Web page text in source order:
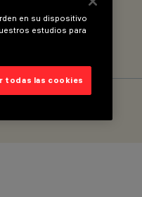
en su dispositivo
estudios para
todas las cookies